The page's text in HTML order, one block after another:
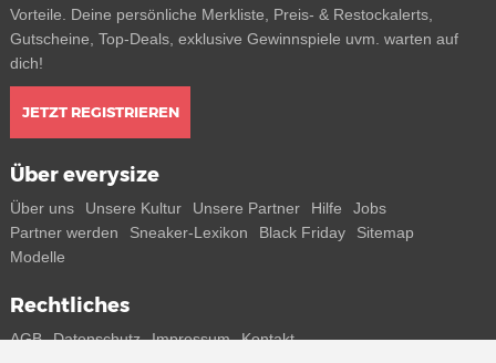
Vorteile. Deine persönliche Merkliste, Preis- & Restockalerts,
Gutscheine, Top-Deals, exklusive Gewinnspiele uvm. warten auf
dich!
JETZT REGISTRIEREN
Über everysize
Über uns Unsere Kultur Unsere Partner Hilfe
Jobs
Partner werden
Sneaker-Lexikon Black Friday
Sitemap
Modelle
Rechtliches
AGB Datenschutz Impressum Kontakt